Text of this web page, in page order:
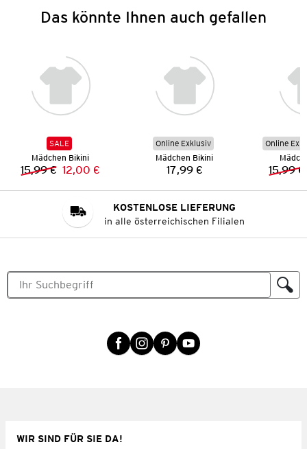
Das könnte Ihnen auch gefallen
SALE
Mädchen Bikini
Vorheriger Preis:
15,99 € Neuer Preis:
12,00 €
Online Exklusiv
Mädchen Bikini
Preis:
17,99 €
Online
15,99 €
KOSTENLOSE LIEFERUNG
in alle österreichischen Filialen
WIR SIND FÜR SIE DA!